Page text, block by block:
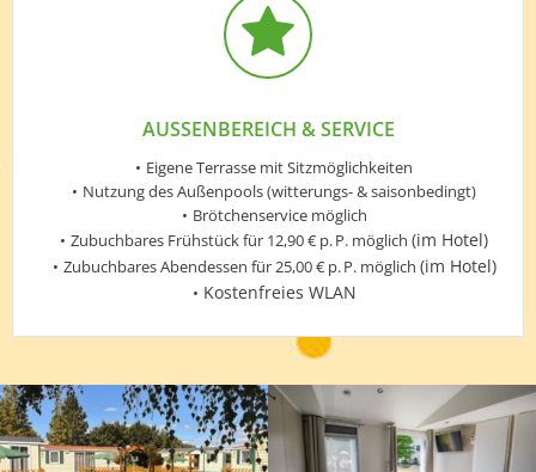
AUSSENBEREICH & SERVICE
Eigene Terrasse mit Sitzmöglichkeiten
Nutzung des Außenpools (witterungs- & saisonbedingt)
Brötchenservice möglich
Zubuchbares Frühstück für 12,90 € p. P. möglich(im Hotel)
Zubuchbares Abendessen für 25,00 € p. P. möglich (im Hotel)
Kostenfreies WLAN